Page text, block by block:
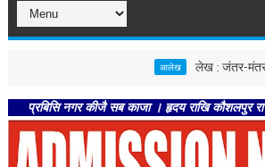
लेख : जंतर-मंतर का
नगर कीजै सब काजा । हृदय राखि कौशलपुर राजा।।